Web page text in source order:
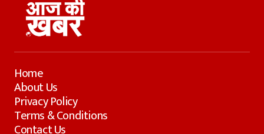
Home
About Us
Privacy Policy
Terms & Conditions
Contact Us